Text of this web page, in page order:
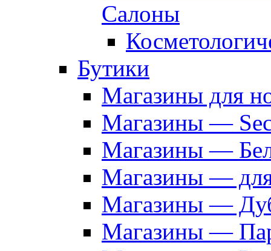
Салоны
Бутики
Магазины для
Магазины —
Магазины —
Магазины —
Магазины —
Магазины —